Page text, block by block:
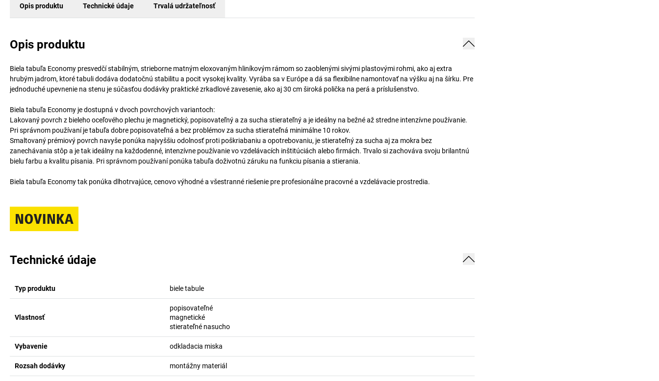
Opis produktu Technické údaje Trvalá udržateľnosť
Opis produktu
Biela tabuľa Economy presvedčí stabilným, strieborne matným eloxovaným hliníkovým rámom so zaoblenými sivými plastovými rohmi, ako aj extra
hrubým jadrom, ktoré tabuli dodáva dodatočnú stabilitu a pocit vysokej kvality. Vyrába sa v Európe a dá sa flexibilne namontovať na výšku aj na šírku. Pre
jednoduché upevnenie na stenu je súčasťou dodávky praktické zrkadlové zavesenie, ako aj 30 cm široká polička na perá a príslušenstvo.
Biela tabuľa Economy je dostupná v dvoch povrchových variantoch:
Lakovaný povrch z bieleho oceľového plechu je magnetický, popisovateľný a za sucha stierateľný a je ideálny na bežné až stredne intenzívne používanie.
Pri správnom používaní je tabuľa dobre popisovateľná a bez problémov za sucha stierateľná minimálne 10 rokov.
Smaltovaný prémiový povrch navyše ponúka najvyššiu odolnosť proti poškriabaniu a opotrebovaniu, je stierateľný za sucha aj za mokra bez
zanechávania stôp a je tak ideálny na každodenné, intenzívne používanie vo vzdelávacích inštitúciách alebo firmách. Trvalo si zachováva svoju brilantnú
bielu farbu a kvalitu písania. Pri správnom používaní ponúka tabuľa doživotnú záruku na funkciu písania a stierania.
Biela tabuľa Economy tak ponúka dlhotrvajúce, cenovo výhodné a všestranné riešenie pre profesionálne pracovné a vzdelávacie prostredia.
Technické údaje
Typ produktu biele tabule
Vlastnosť
popisovateľné
magnetické
stierateľné nasucho
Vybavenie odkladacia miska
Rozsah dodávky montážny materiál